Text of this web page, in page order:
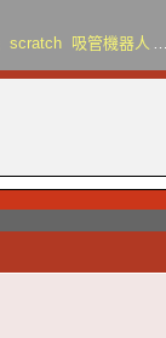
scratch 吸管機器人